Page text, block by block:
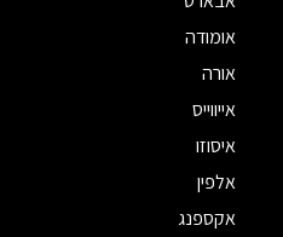
אומודה
אורה
אייווייס
איסוזו
אלפין
אקספנג